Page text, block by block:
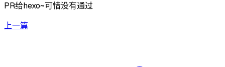
PR给hexo~可惜没有通过
上一篇